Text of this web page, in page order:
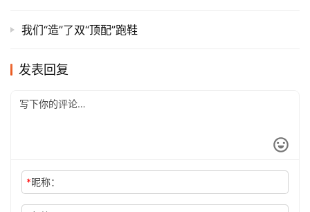
我们“造”了双“顶配”跑鞋
发表回复
*昵称：